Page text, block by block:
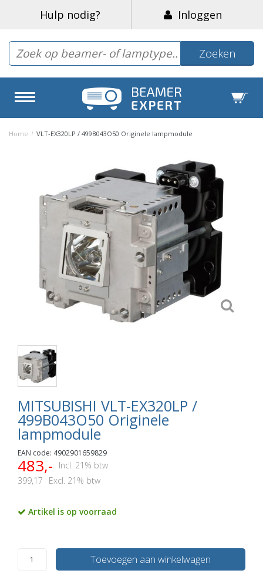
Hulp nodig? Inloggen
Zoeken
Home / VLT-EX320LP / 499B043O50 Originele lampmodule
MITSUBISHI VLT-EX320LP /
499B043O50 Originele
lampmodule
EAN code: 4902901659829
483,-
Incl. 21% btw
399,17
Excl. 21% btw
Artikel is op voorraad
Toevoegen aan winkelwagen